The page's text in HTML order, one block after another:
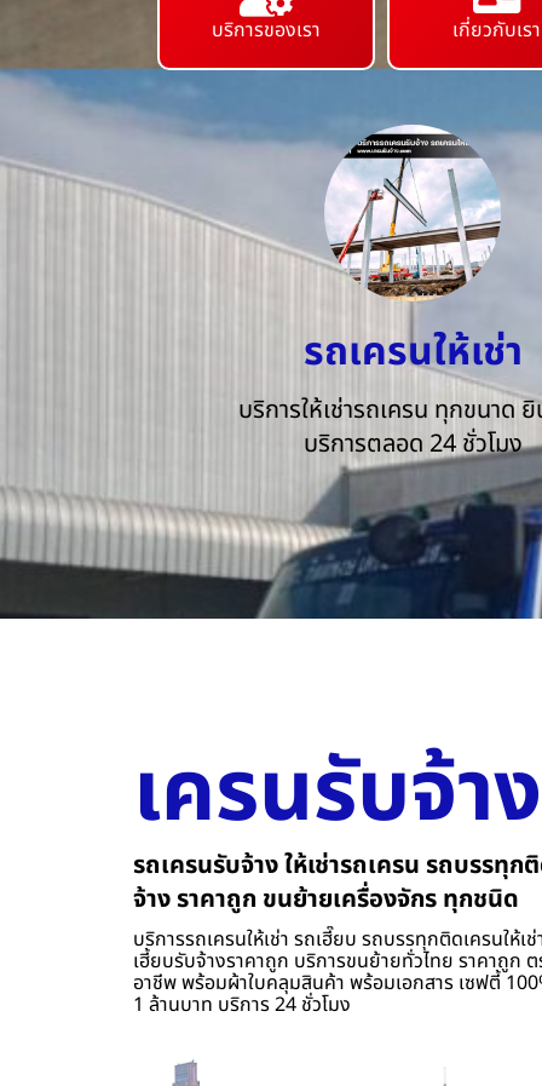
บริการของเรา เกี่ยวกับเรา
รถเครนให้เช่า
บริการให้เช่ารถเครน ทุกขนาด
บริการตลอด 24 ชั่วโมง
เครนรับจ้าง
รถเครนรับจ้าง ให้เช่ารถเครน รถบรรทุก
จ้าง ราคาถูก ขนย้ายเครื่องจักร ทุกชนิด
บริการรถเครนให้เช่า รถเฮี๊ยบ รถบรรทุกติดเครนให้เ
เฮี้ยบรับจ้างราคาถูก บริการขนย้ายทั่วไทย ราคาถูก
อาชีพ พร้อมผ้าใบคลุมสินค้า พร้อมเอกสาร เซฟตี้
1 ล้านบาท บริการ 24 ชั่วโมง